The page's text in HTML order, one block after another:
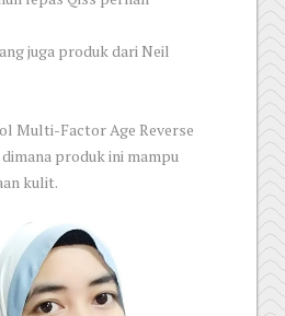
juga produk dari Neil
Multi-Factor Age Reverse
produk ini mampu
kulit.